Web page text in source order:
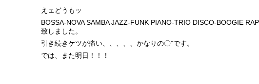
えェどうもッ
BOSSA-NOVA SAMBA JAZZ-FUNK PIANO-TRIO DISCO-BOOGIE
致しました。
引き続きケツが痛い、、、、、かなりの〇”です。
では、また明日！！！